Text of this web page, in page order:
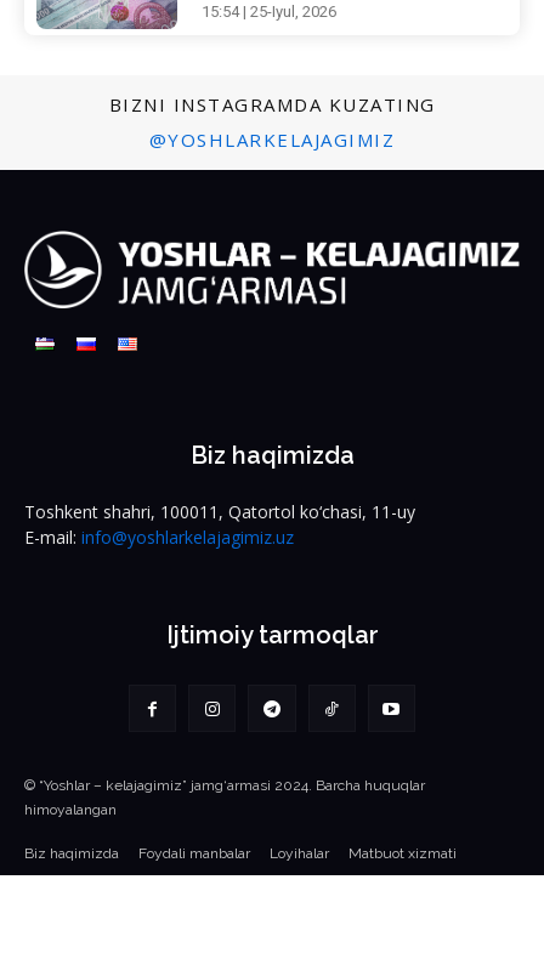
15:54 | 25-Iyul, 2026
BIZNI INSTAGRAMDA KUZATING
@YOSHLARKELAJAGIMIZ
Biz haqimizda
Toshkent shahri, 100011, Qatortol ko‘chasi, 11-uy
E-mail: info@yoshlarkelajagimiz.uz
Ijtimoiy tarmoqlar
© “Yoshlar – kelajagimiz” jamg‘armasi 2024. Barcha huquqlar
himoyalangan
Biz haqimizda Foydali manbalar Loyihalar Matbuot xizmati